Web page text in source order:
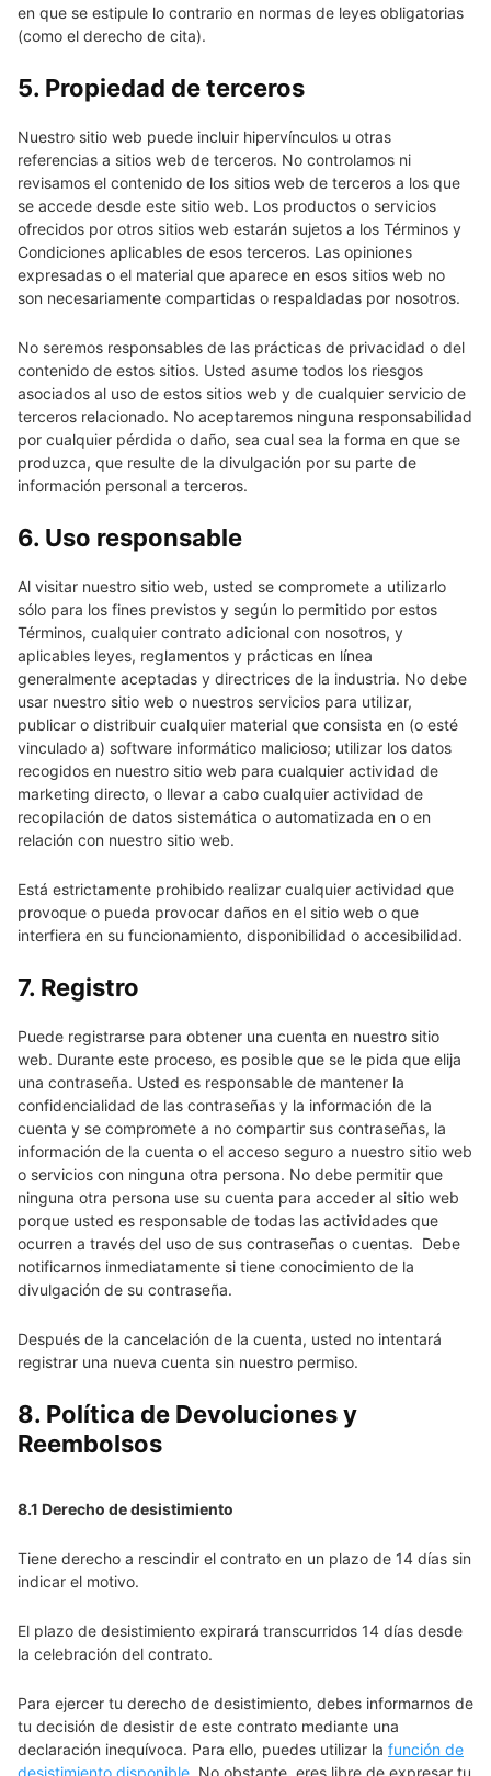
en que se estipule lo contrario en normas de leyes obligatorias
(como el derecho de cita).
5. Propiedad de terceros
Nuestro sitio web puede incluir hipervínculos u otras
referencias a sitios web de terceros. No controlamos ni
revisamos el contenido de los sitios web de terceros a los que
se accede desde este sitio web. Los productos o servicios
ofrecidos por otros sitios web estarán sujetos a los Términos y
Condiciones aplicables de esos terceros. Las opiniones
expresadas o el material que aparece en esos sitios web no
son necesariamente compartidas o respaldadas por nosotros.
No seremos responsables de las prácticas de privacidad o del
contenido de estos sitios. Usted asume todos los riesgos
asociados al uso de estos sitios web y de cualquier servicio de
terceros relacionado. No aceptaremos ninguna responsabilidad
por cualquier pérdida o daño, sea cual sea la forma en que se
produzca, que resulte de la divulgación por su parte de
información personal a terceros.
6. Uso responsable
Al visitar nuestro sitio web, usted se compromete a utilizarlo
sólo para los fines previstos y según lo permitido por estos
Términos, cualquier contrato adicional con nosotros, y
aplicables leyes, reglamentos y prácticas en línea
generalmente aceptadas y directrices de la industria. No debe
usar nuestro sitio web o nuestros servicios para utilizar,
publicar o distribuir cualquier material que consista en (o esté
vinculado a) software informático malicioso; utilizar los datos
recogidos en nuestro sitio web para cualquier actividad de
marketing directo, o llevar a cabo cualquier actividad de
recopilación de datos sistemática o automatizada en o en
relación con nuestro sitio web.
Está estrictamente prohibido realizar cualquier actividad que
provoque o pueda provocar daños en el sitio web o que
interfiera en su funcionamiento, disponibilidad o accesibilidad.
7. Registro
Puede registrarse para obtener una cuenta en nuestro sitio
web. Durante este proceso, es posible que se le pida que elija
una contraseña. Usted es responsable de mantener la
confidencialidad de las contraseñas y la información de la
cuenta y se compromete a no compartir sus contraseñas, la
información de la cuenta o el acceso seguro a nuestro sitio web
o servicios con ninguna otra persona. No debe permitir que
ninguna otra persona use su cuenta para acceder al sitio web
porque usted es responsable de todas las actividades que
ocurren a través del uso de sus contraseñas o cuentas. Debe
notificarnos inmediatamente si tiene conocimiento de la
divulgación de su contraseña.
Después de la cancelación de la cuenta, usted no intentará
registrar una nueva cuenta sin nuestro permiso.
8. Política de Devoluciones y
Reembolsos
8.1 Derecho de desistimiento
Tiene derecho a rescindir el contrato en un plazo de 14 días sin
indicar el motivo.
El plazo de desistimiento expirará transcurridos 14 días desde
la celebración del contrato.
Para ejercer tu derecho de desistimiento, debes informarnos de
tu decisión de desistir de este contrato mediante una
declaración inequívoca. Para ello, puedes utilizar la función de
desistimiento disponible . No obstante, eres libre de expresar tu